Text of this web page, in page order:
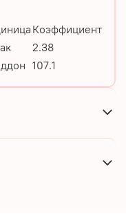
Коэффициент
2.38
107.1